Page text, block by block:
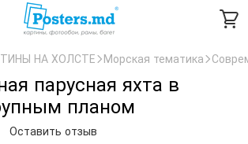
НА ХОЛСТЕ Морская тематика
парусная яхта в
планом
Оставить отзыв